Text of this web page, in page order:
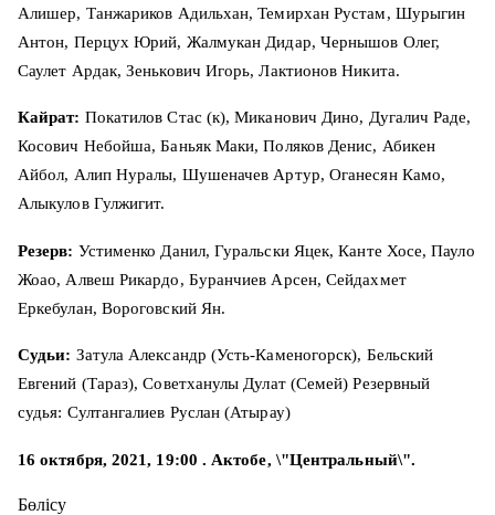
Алишер, Танжариков Адильхан, Темирхан Рустам, Шурыгин
Антон, Перцух Юрий, Жалмукан Дидар, Чернышов Олег,
Саулет Ардак, Зенькович Игорь, Лактионов Никита.
Кайрат: Покатилов Стас (к), Миканович Дино, Дугалич Раде,
Косович Небойша, Баньяк Маки, Поляков Денис, Абикен
Айбол, Алип Нуралы, Шушеначев Артур, Оганесян Камо,
Алыкулов Гулжигит.
Резерв: Устименко Данил, Гуральски Яцек, Канте Хосе, Пауло
Жоао, Алвеш Рикардо, Буранчиев Арсен, Сейдахмет
Еркебулан, Вороговский Ян.
Судьи: Затула Александр (Усть-Каменогорск), Бельский
Евгений (Тараз), Советханулы Дулат (Семей) Резервный
судья: Султангалиев Руслан (Атырау)
16 октября, 2021, 19:00 . Актобе, \"Центральный\".
Бөлісу